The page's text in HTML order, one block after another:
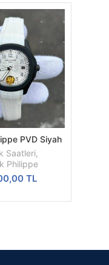
DEVAMINI
OKU
PVD Siyah
Silikon Kordon
Saatleri,
Philippe
TL